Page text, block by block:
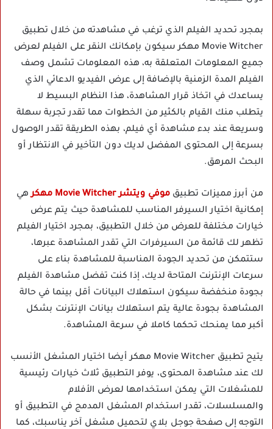
بمجرد تحديد الفيلم الذي ترغب في مشاهدته من خلال تطبيق
Movie Witcher مهكر سيكون بإمكانك النقر على الفيلم لعرض
جميع المعلومات المتعلقة به، هذه المعلومات تشمل وصف
الفيلم المدة الزمنية بالإضافة إلى عرض الفيديو الدعائي الذي
يساعدك في اتخاذ قرار المشاهدة، هذا النظام البسيط لا
يتطلب منك القيام بالكثير من الخطوات مما تقدر تجربة سهلة
وسريعة عند بدء مشاهدة أي فيلم، بهذه الطريقة تقدر الوصول
بسرعة إلى المحتوى المفضل لديك دون التأخير في الانتظار أو
البحث المرهق.
من أبرز مميزات تطبيق موفي ويتشر Movie Witcher مهكر
هي
إمكانية اختيار السيرفر المناسب للمشاهدة حيث يتم عرض
خيارات مختلفة للعرض من خلال التطبيق، بمجرد اختيار الفيلم
تظهر لك قائمة من السيرفرات التي تقدر المشاهدة عبرها،
ستتمكن من تحديد الجودة المناسبة للمشاهدة بناء على
سرعات الإنترنت المتاحة لديك، إذا كنت تفضل مشاهدة الفيلم
بجودة منخفضة سيكون استهلاك البيانات أقل بينما في حالة
المشاهدة بجودة عالية يتم استهلاك بيانات الإنترنت بشكل
أكبر مما يمنحك تحكما كاملا في سرعة المشاهدة.
يتيح تطبيق Movie Witcher مهكر أيضا اختيار المشغل الأنسب
لك عند مشاهدة المحتوى، يوفر التطبيق ثلاث خيارات رئيسية
للمشغلات التي يمكن استخدامها لعرض الأفلام
والمسلسلات، تقدر استخدام المشغل المدمج في التطبيق أو
التوجه إلى صفحة جوجل بلاي لتحميل مشغل آخر يناسبك، كما